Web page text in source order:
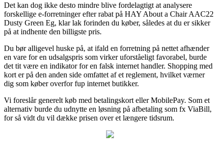
Det kan dog ikke desto mindre blive fordelagtigt at analysere
forskellige e-forretninger efter rabat på HAY About a Chair AAC22
Dusty Green Eg, klar lak forinden du køber, således at du er sikker
på at indhente den billigste pris.
Du bør alligevel huske på, at ifald en forretning på nettet afhænder
en vare for en udsalgspris som virker uforståeligt favorabel, burde
det tit være en indikator for en falsk internet handler. Shopping med
kort er på den anden side omfattet af et reglement, hvilket værner
dig som køber overfor fup internet butikker.
Vi foreslår generelt køb med betalingskort eller MobilePay. Som et
alternativ burde du udnytte en løsning på afbetaling som fx ViaBill,
for så vidt du vil dække prisen over et længere tidsrum.